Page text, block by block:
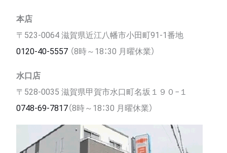
本店
〒523-0064 滋賀県近江八幡市小田町91-1番地
0120-40-5557（8時～18：30 月曜休業）
水口店
〒528-0035 滋賀県甲賀市水口町名坂１９０−１
0748-69-7817（8時～18：30 月曜休業）